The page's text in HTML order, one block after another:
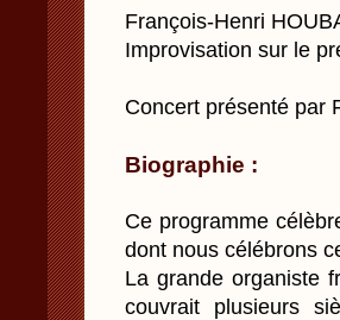
François-Henri
Improvisation sur le
Concert présenté par
Biographie :
Ce programme
dont nous célébrons
La grande organiste
couvrait plusieurs